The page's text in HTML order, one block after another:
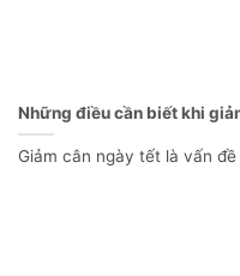
Những điều cần biết khi
Giảm cân ngày tết là vấn